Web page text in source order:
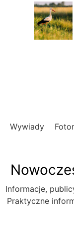
Wywiady
Informacje,
Praktyczne